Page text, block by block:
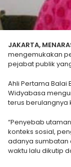
JAKARTA,
mengemukakan
pejabat publik
Ahli Pertama Balai
Widyabasa
terus berulangnya
“Penyebab
konteks sosial,
adanya sumbatan
waktu lalu dikutip